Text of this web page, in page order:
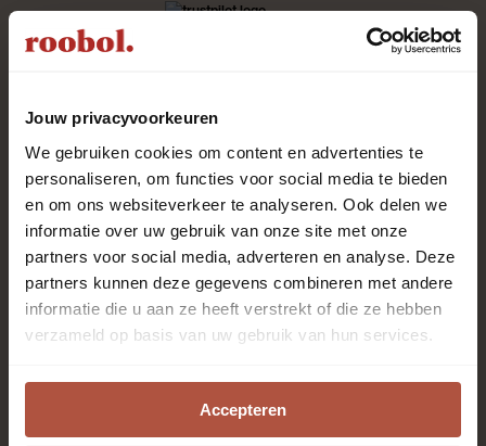
Jouw privacyvoorkeuren
We gebruiken cookies om content en advertenties te
personaliseren, om functies voor social media te bieden
en om ons websiteverkeer te analyseren. Ook delen we
informatie over uw gebruik van onze site met onze
partners voor social media, adverteren en analyse. Deze
partners kunnen deze gegevens combineren met andere
informatie die u aan ze heeft verstrekt of die ze hebben
verzameld op basis van uw gebruik van hun services.
Accepteren
Roobol is al meer dan 80 jaar specialist in vloeren en
raambekleding met het beste advies en de beste
service. Kom langs in één van de 28 winkels. Onze
enthousiaste adviseurs staan voor je klaar!
Altijd als eerste op de
hoogte zijn?